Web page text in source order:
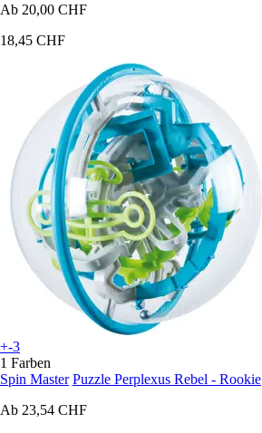
Ab 20,00 CHF
18,45 CHF
+-3
1 Farben
Spin Master Puzzle Perplexus Rebel - Rookie
Ab 23,54 CHF